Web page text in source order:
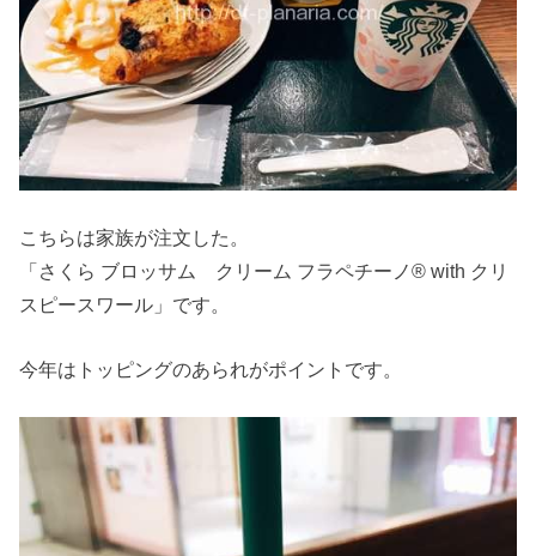
こちらは家族が注文した。
「さくら ブロッサム クリーム フラペチーノ® with クリ
スピースワール」です。
今年はトッピングのあられがポイントです。